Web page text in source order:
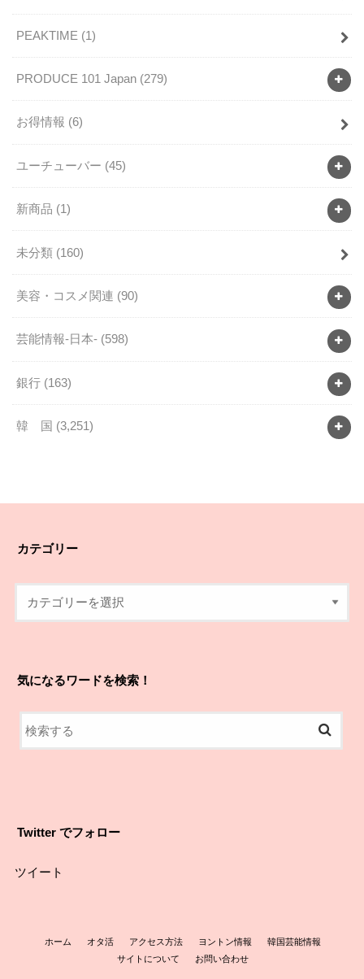
PEAKTIME (1)
PRODUCE 101 Japan (279)
お得情報 (6)
ユーチューバー (45)
新商品 (1)
未分類 (160)
美容・コスメ関連 (90)
芸能情報-日本- (598)
銀行 (163)
韓 国 (3,251)
カテゴリー
気になるワードを検索！
Twitter でフォロー
ツイート
ホーム オタ活 アクセス方法 ヨントン情報
韓国芸能情報
サイトについて
お問い合わせ